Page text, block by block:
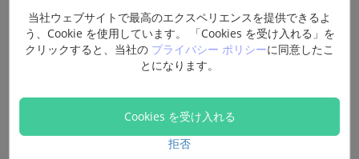
当社ウェブサイトで最高のエクスペリエンスを提供できるよ
う、Cookie を使用しています。 「Cookies を受け入れる」を
クリックすると、当社の プライバシー ポリシーに同意したこ
とになります。
Cookies を受け入れる
拒否